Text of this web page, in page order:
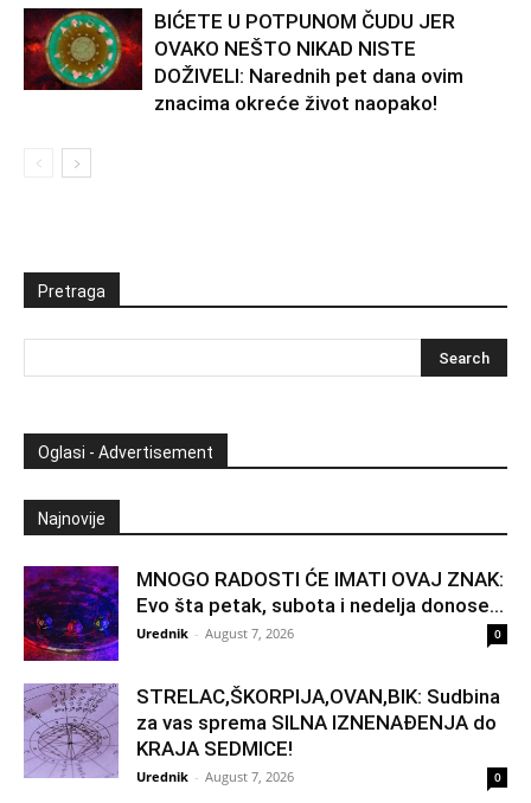
BIĆETE U POTPUNOM ČUDU JER
OVAKO NEŠTO NIKAD NISTE
DOŽIVELI: Narednih pet dana ovim
znacima okreće život naopako!
Pretraga
Oglasi - Advertisement
Najnovije
MNOGO RADOSTI ĆE IMATI OVAJ ZNAK:
Evo šta petak, subota i nedelja donose...
Urednik - August 7, 2026 0
STRELAC,ŠKORPIJA,OVAN,BIK: Sudbina
za vas sprema SILNA IZNENAĐENJA do
KRAJA SEDMICE!
Urednik - August 7, 2026 0